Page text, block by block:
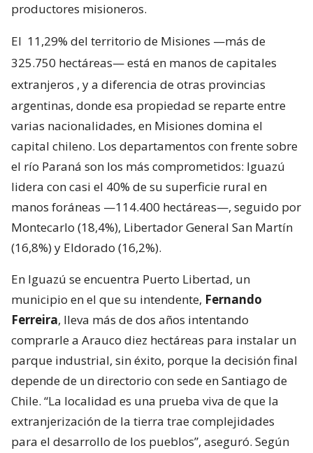
productores misioneros.
El 11,29% del territorio de Misiones —más de
325.750 hectáreas— está en manos de capitales
extranjeros , y a diferencia de otras provincias
argentinas, donde esa propiedad se reparte entre
varias nacionalidades, en Misiones domina el
capital chileno. Los departamentos con frente sobre
el río Paraná son los más comprometidos: Iguazú
lidera con casi el 40% de su superficie rural en
manos foráneas —114.400 hectáreas—, seguido por
Montecarlo (18,4%), Libertador General San Martín
(16,8%) y Eldorado (16,2%).
En Iguazú se encuentra Puerto Libertad, un
municipio en el que su intendente, Fernando
Ferreira, lleva más de dos años intentando
comprarle a Arauco diez hectáreas para instalar un
parque industrial, sin éxito, porque la decisión final
depende de un directorio con sede en Santiago de
Chile. “La localidad es una prueba viva de que la
extranjerización de la tierra trae complejidades
para el desarrollo de los pueblos”, aseguró. Según